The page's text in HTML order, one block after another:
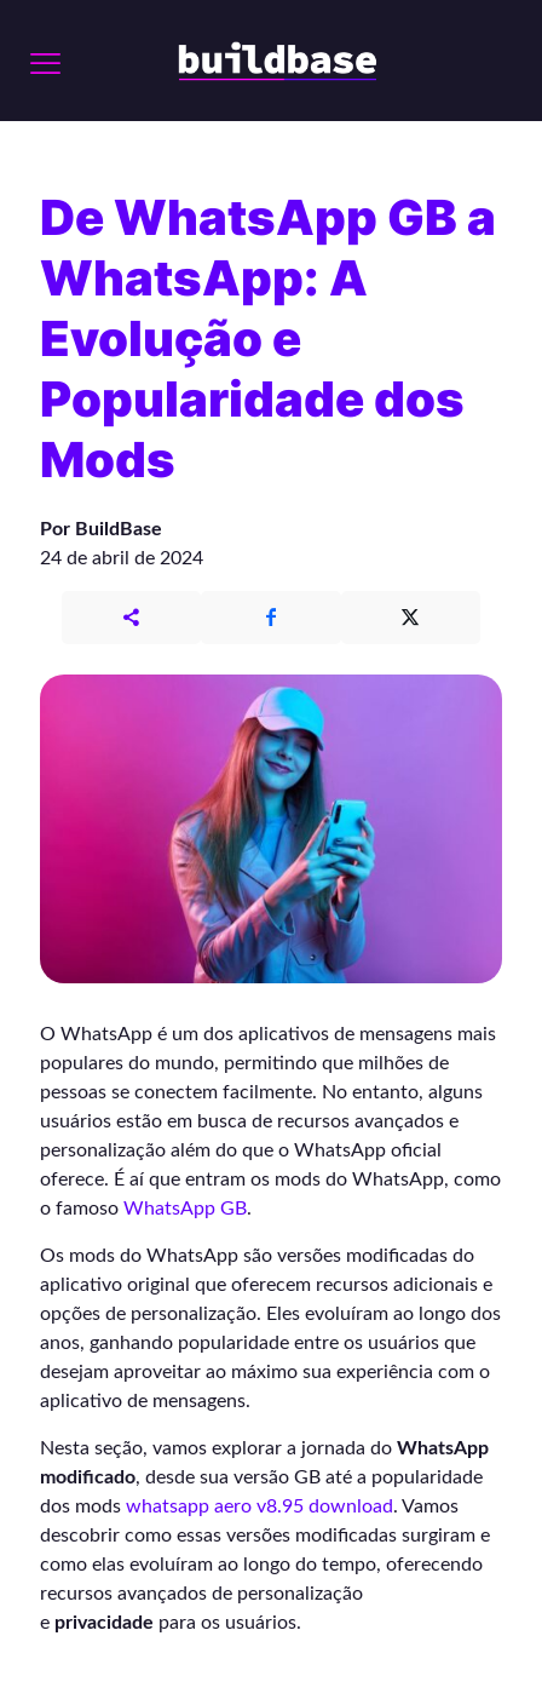
De WhatsApp GB a
WhatsApp: A
Evolução e
Popularidade dos
Mods
Por BuildBase
24 de abril de 2024
O WhatsApp é um dos aplicativos de mensagens mais
populares do mundo, permitindo que milhões de
pessoas se conectem facilmente. No entanto, alguns
usuários estão em busca de recursos avançados e
personalização além do que o WhatsApp oficial
oferece. É aí que entram os mods do WhatsApp, como
o famoso WhatsApp GB.
Os mods do WhatsApp são versões modificadas do
aplicativo original que oferecem recursos adicionais e
opções de personalização. Eles evoluíram ao longo dos
anos, ganhando popularidade entre os usuários que
desejam aproveitar ao máximo sua experiência com o
aplicativo de mensagens.
Nesta seção, vamos explorar a jornada do WhatsApp
modificado, desde sua versão GB até a popularidade
dos mods whatsapp aero v8.95 download. Vamos
descobrir como essas versões modificadas surgiram e
como elas evoluíram ao longo do tempo, oferecendo
recursos avançados de personalização
e privacidade para os usuários.